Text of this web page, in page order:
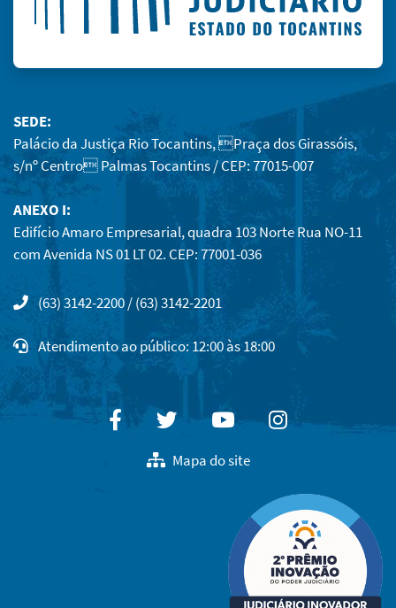
SEDE:
Palácio da Justiça Rio Tocantins, Praça dos Girassóis,
s/nº Centro Palmas Tocantins / CEP: 77015-007
ANEXO I:
Edifício Amaro Empresarial, quadra 103 Norte Rua NO-11
com Avenida NS 01 LT 02. CEP: 77001-036
(63) 3142-2200 / (63) 3142-2201
Atendimento ao público: 12:00 às 18:00
FacebookTwitterYoutubeInstagram
Mapa do site